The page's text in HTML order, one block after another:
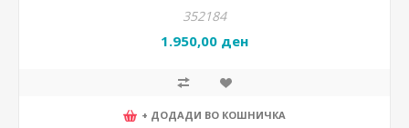
352184
1.950,00 ден
+ ДОДАДИ ВО КОШНИЧКА